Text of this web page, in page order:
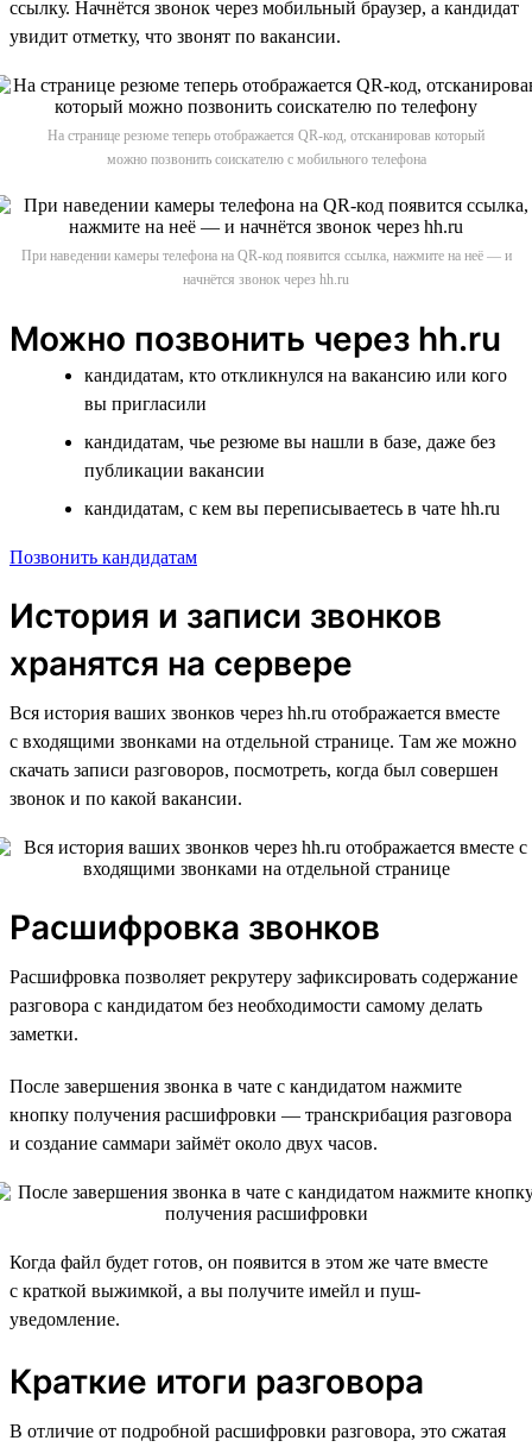
ссылку. Начнётся звонок через мобильный браузер, а кандидат
увидит отметку, что звонят по вакансии.
На странице резюме теперь отображается QR-код, отсканировав который
можно позвонить соискателю с мобильного телефона
При наведении камеры телефона на QR-код появится ссылка, нажмите на неё — и
начнётся звонок через hh.ru
Можно позвонить через hh.ru
кандидатам, кто откликнулся на вакансию или кого
вы пригласили
кандидатам, чье резюме вы нашли в базе, даже без
публикации вакансии
кандидатам, с кем вы переписываетесь в чате hh.ru
Позвонить кандидатам
История и записи звонков
хранятся на сервере
Вся история ваших звонков через hh.ru отображается вместе
с входящими звонками на отдельной странице. Там же можно
скачать записи разговоров, посмотреть, когда был совершен
звонок и по какой вакансии.
Расшифровка звонков
Расшифровка позволяет рекрутеру зафиксировать содержание
разговора с кандидатом без необходимости самому делать
заметки.
После завершения звонка в чате с кандидатом нажмите
кнопку получения расшифровки — транскрибация разговора
и создание саммари займёт около двух часов.
Когда файл будет готов, он появится в этом же чате вместе
с краткой выжимкой, а вы получите имейл и пуш-
уведомление.
Краткие итоги разговора
В отличие от подробной расшифровки разговора, это сжатая